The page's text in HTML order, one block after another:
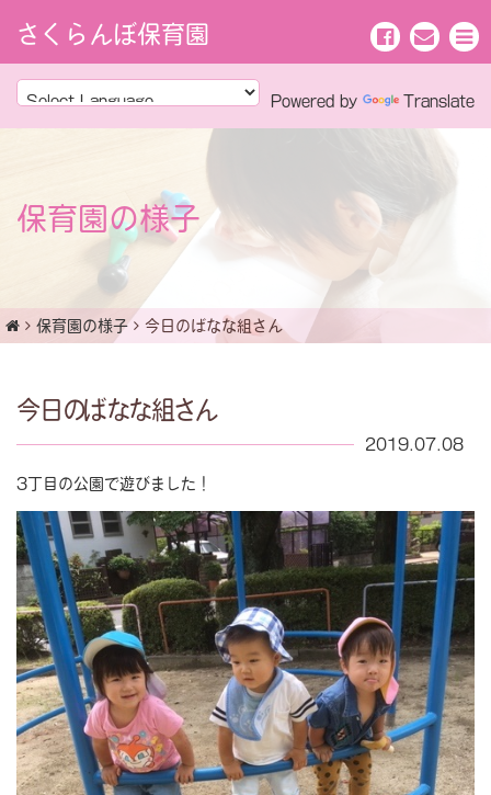
さくらんぼ保育園
Powered by Translate
保育園の様子
保育園の様子 今日のばなな組さん
今日のばなな組さん
2019.07.08
3丁目の公園で遊びました！